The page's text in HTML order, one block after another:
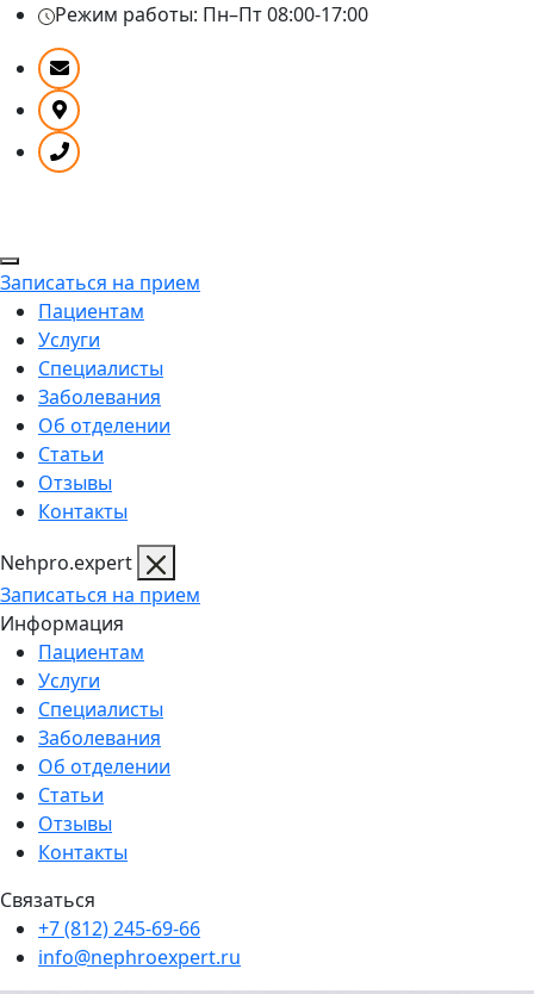
Режим работы: Пн–Пт 08:00-17:00
Записаться на прием
Пациентам
Услуги
Специалисты
Заболевания
Об отделении
Статьи
Отзывы
Контакты
Nehpro.expert
Записаться на прием
Информация
Пациентам
Услуги
Специалисты
Заболевания
Об отделении
Статьи
Отзывы
Контакты
Связаться
+7 (812) 245-69-66
info@nephroexpert.ru